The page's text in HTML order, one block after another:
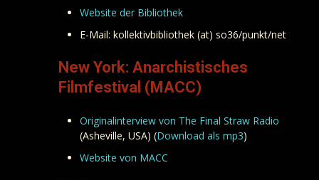
Website der Bibliothek
E-Mail: kollektivbibliothek (at) so36/punkt/net
New York: Anarchistisches
Filmfestival (MACC)
Originalinterview von The Final Straw Radio
(Asheville, USA) (Download als mp3)
Website von MACC